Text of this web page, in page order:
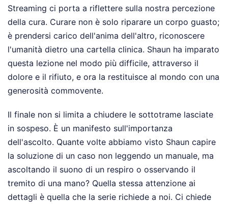
Streaming ci porta a riflettere sulla nostra percezione
della cura. Curare non è solo riparare un corpo guasto;
è prendersi carico dell'anima dell'altro, riconoscere
l'umanità dietro una cartella clinica. Shaun ha imparato
questa lezione nel modo più difficile, attraverso il
dolore e il rifiuto, e ora la restituisce al mondo con una
generosità commovente.
Il finale non si limita a chiudere le sottotrame lasciate
in sospeso. È un manifesto sull'importanza
dell'ascolto. Quante volte abbiamo visto Shaun capire
la soluzione di un caso non leggendo un manuale, ma
ascoltando il suono di un respiro o osservando il
tremito di una mano? Quella stessa attenzione ai
dettagli è quella che la serie richiede a noi. Ci chiede